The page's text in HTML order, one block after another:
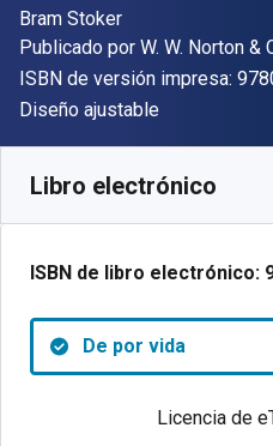
Autor(es)
Bram Stoker
Editor
Publicado por W. W. Norton &
ISBN de versión impresa:
Formato
Diseño ajustable
Libro electrónico
ISBN de libro electrónico:
De por vida
Licencia de